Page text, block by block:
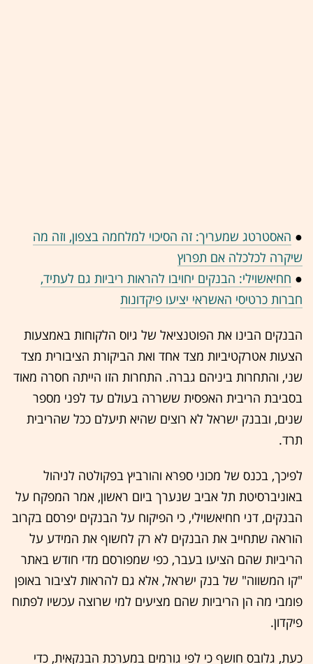
● האסטרטג שמעריך: זה הסיכוי למלחמה בצפון, וזה מה
שיקרה לכלכלה אם תפרוץ
● חחיאשוילי: הבנקים יחויבו להראות ריביות גם לעתיד,
חברות כרטיסי האשראי יציעו פיקדונות
הבנקים הבינו את הפוטנציאל של גיוס הלקוחות באמצעות
הצעות אטרקטיביות מצד אחד ואת הביקורת הציבורית מצד
שני, והתחרות ביניהם גברה. התחרות הזו הייתה חסרה מאוד
בסביבת הריבית האפסית ששררה בעולם עד לפני מספר
שנים, ובבנק ישראל לא רוצים שהיא תיעלם ככל שהריבית
תרד.
לפיכך, בכנס של מכוני ספרא והורביץ בפקולטה לניהול
באוניברסיטת תל אביב שנערך ביום ראשון, אמר המפקח על
הבנקים, דני חחיאשוילי, כי הפיקוח על הבנקים יפרסם בקרוב
הוראה שתחייב את הבנקים לא רק לחשוף את המידע על
הריביות שהם הציעו בעבר, כפי שמפורסם מדי חודש באתר
"קו המשווה" של בנק ישראל, אלא גם להראות לציבור באופן
פומבי מה הן הריביות שהם מציעים למי שרוצה עכשיו לפתוח
פיקדון.
כעת, גלובס חושף כי לפי גורמים במערכת הבנקאית, כדי